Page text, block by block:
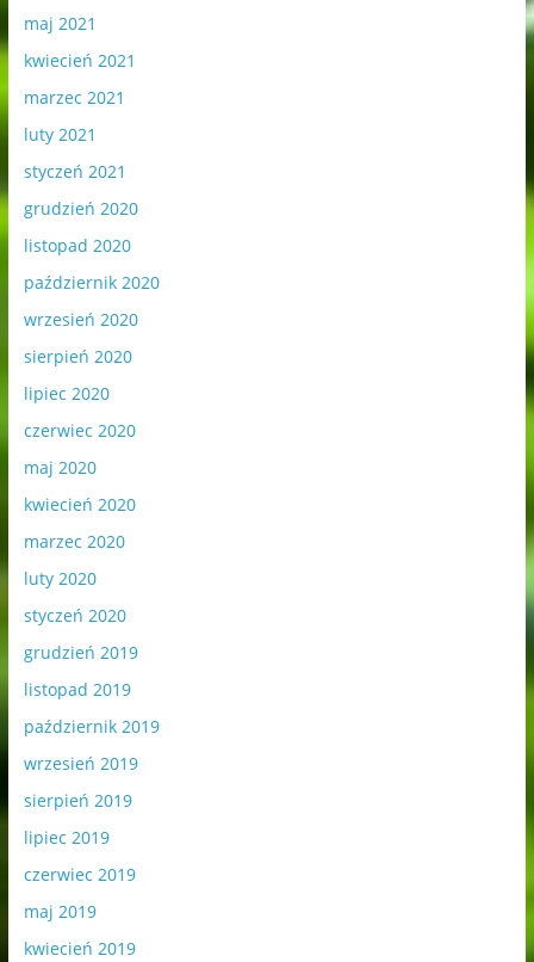
maj 2021
kwiecień 2021
marzec 2021
luty 2021
styczeń 2021
grudzień 2020
listopad 2020
październik 2020
wrzesień 2020
sierpień 2020
lipiec 2020
czerwiec 2020
maj 2020
kwiecień 2020
marzec 2020
luty 2020
styczeń 2020
grudzień 2019
listopad 2019
październik 2019
wrzesień 2019
sierpień 2019
lipiec 2019
czerwiec 2019
maj 2019
kwiecień 2019